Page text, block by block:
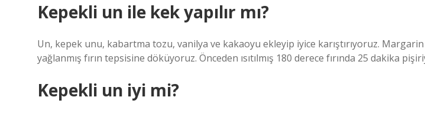
Kepekli un ile kek yapılır mı?
Un, kepek unu, kabartma tozu, vanilya ve kakaoyu ekleyip iyice karıştırıyoruz. Margarin
yağlanmış fırın tepsisine döküyoruz. Önceden ısıtılmış 180 derece fırında 25 dakika
Kepekli un iyi mi?